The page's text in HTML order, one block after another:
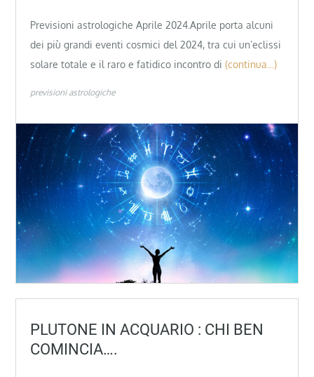
Previsioni astrologiche Aprile 2024.Aprile porta alcuni
dei più grandi eventi cosmici del 2024, tra cui un’eclissi
solare totale e il raro e fatidico incontro di (continua…)
previsioni astrologiche
PLUTONE IN ACQUARIO : CHI BEN
COMINCIA….